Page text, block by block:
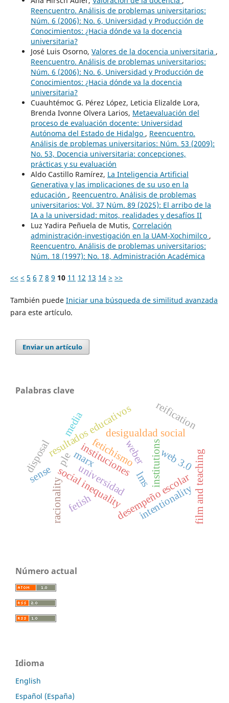
Reencuentro. Análisis de problemas universitarios:
Núm. 6 (2006): No. 6, Universidad y Producción de
Conocimientos: ¿Hacia dónde va la docencia
universitaria?
José Luis Osorno, Valores de la docencia universitaria ,
Reencuentro. Análisis de problemas universitarios:
Núm. 6 (2006): No. 6, Universidad y Producción de
Conocimientos: ¿Hacia dónde va la docencia
universitaria?
Cuauhtémoc G. Pérez López, Leticia Elizalde Lora,
Brenda Ivonne Olvera Larios, Metaevaluación del
proceso de evaluación docente: Universidad
Autónoma del Estado de Hidalgo , Reencuentro.
Análisis de problemas universitarios: Núm. 53 (2009):
No. 53, Docencia universitaria: concepciones,
prácticas y su evaluación
Aldo Castillo Ramírez, La Inteligencia Artificial
Generativa y las implicaciones de su uso en la
educación , Reencuentro. Análisis de problemas
universitarios: Vol. 37 Núm. 89 (2025): El arribo de la
IA a la universidad: mitos, realidades y desafíos II
Luz Yadira Peñuela de Mutis, Correlación
administración-investigación en la UAM-Xochimilco ,
Reencuentro. Análisis de problemas universitarios:
Núm. 18 (1997): No. 18, Administración Académica
<< < 5 6 7 8 9 10 11 12 13 14 > >>
También puede Iniciar una búsqueda de similitud avanzada
para este artículo.
Enviar un artículo
Palabras clave
universidad
fetichismo
resultados educativos
desempeño escolar
social inequality
desigualdad social
racionality
weber institutions
instituciones
fetish
disposal
reification
marx
media
film and teaching
ple
lms
web 3.0
intentionality
sense
Número actual
Idioma
English
Español (España)